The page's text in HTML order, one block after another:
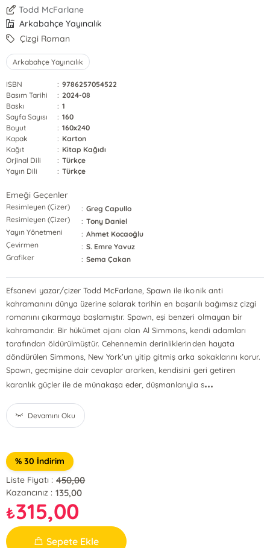
Todd McFarlane
Arkabahçe Yayıncılık
Çizgi Roman
Arkabahçe Yayıncılık
ISBN : 9786257054522
Basım Tarihi
: 2024-08
Baskı
: 1
Sayfa Sayısı
: 160
Boyut
: 160x240
Kapak
: Karton
Kağıt
: Kitap Kağıdı
Orjinal Dili
: Türkçe
Yayın Dili
: Türkçe
Emeği Geçenler
Resimleyen (Çizer) : Greg Capullo
Resimleyen (Çizer)
: Tony Daniel
Yayın Yönetmeni
: Ahmet Kocaoğlu
Çevirmen
: S. Emre Yavuz
Grafiker
: Sema Çakan
Efsanevi yazar/çizer Todd McFarlane, Spawn ile ikonik anti
kahramanını dünya üzerine salarak tarihin en başarılı bağımsız çizgi
romanını çıkarmaya başlamıştır. Spawn, eşi benzeri olmayan bir
kahramandır. Bir hükümet ajanı olan Al Simmons, kendi adamları
tarafından öldürülmüştür. Cehennemin derinliklerinden hayata
döndürülen Simmons, New York’un yitip gitmiş arka sokaklarını korur.
Spawn, geçmişine dair cevaplar ararken, kendisini geri getiren
karanlık güçler ile de münakaşa eder, düşmanlarıyla s...
Devamını Oku
% 30 İndirim
Liste Fiyatı : 450,00
Kazancınız : 135,00
₺315,00
Sepete Ekle